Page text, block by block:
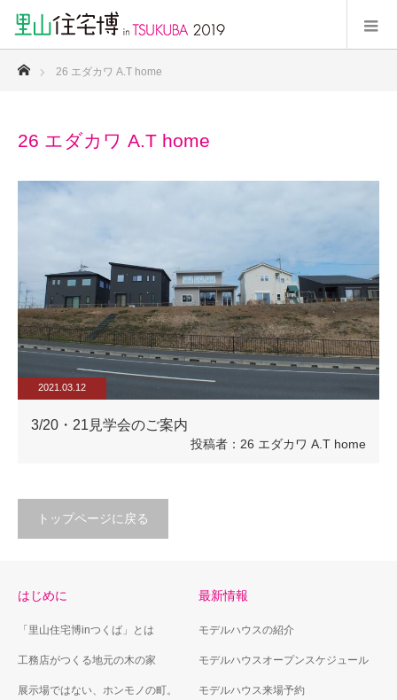
ホーム
26 エダカワ A.T home
26 エダカワ A.T home
2021.03.12
3/20・21見学会のご案内
投稿者：26 エダカワ A.T home
トップページに戻る
はじめに
「里山住宅博inつくば」とは
工務店がつくる地元の木の家
展示場ではない、ホンモノの町。
最新情報
モデルハウスの紹介
モデルハウスオープンスケジュール
モデルハウス来場予約